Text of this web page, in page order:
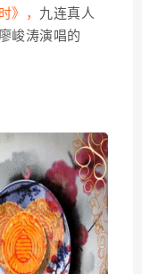
》 ， 九连真人
峻涛演唱的